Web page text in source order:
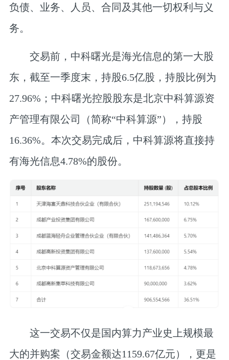
负债、业务、人员、合同及其他一切权利与义
务。
交易前，中科曙光是海光信息的第一大股
东，截至一季度末，持股6.5亿股，持股比例为
27.96%；中科曙光控股股东是北京中科算源资
产管理有限公司（简称“中科算源”），持股
16.36%。本次交易完成后，中科算源将直接持
有海光信息4.78%的股份。
这一交易不仅是国内算力产业史上规模最
大的并购案（交易金额达1159.67亿元），更是